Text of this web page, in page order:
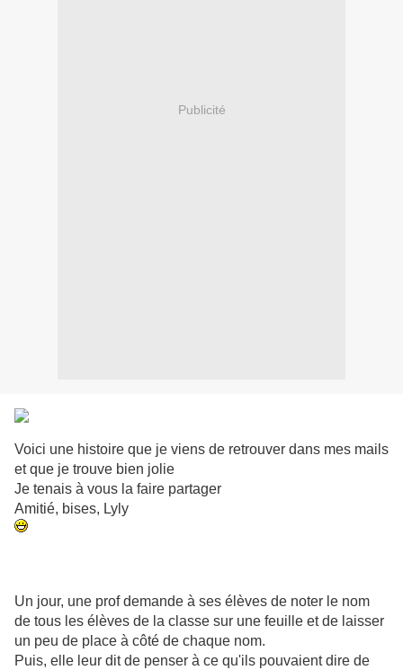
Publicité
Voici une histoire que je viens de retrouver dans mes mails
et que je trouve bien jolie
Je tenais à vous la faire partager
Amitié, bises, Lyly
Un jour, une prof demande à ses élèves de noter le nom
de tous les élèves de la classe sur une feuille et de laisser
un peu de place à côté de chaque nom.
Puis, elle leur dit de penser à ce qu'ils pouvaient dire de